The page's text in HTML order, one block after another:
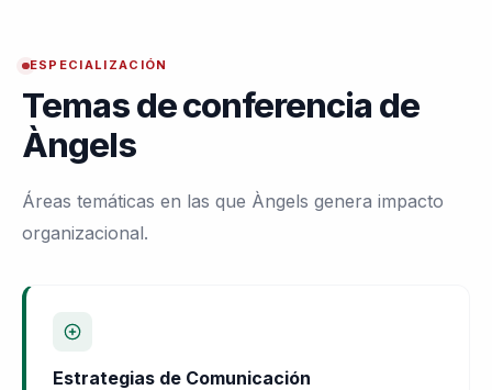
ESPECIALIZACIÓN
Temas de conferencia de
Àngels
Áreas temáticas en las que Àngels genera impacto
organizacional.
Estrategias de Comunicación